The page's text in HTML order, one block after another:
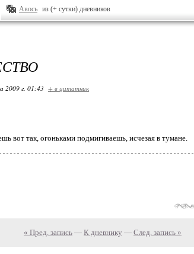
Авось из (+ сутки) дневников
2009 г. 01:43 + в цитатник
вот так, огоньками подмигиваешь, исчезая в тумане.
« Пред. запись — К дневнику — След. запись »